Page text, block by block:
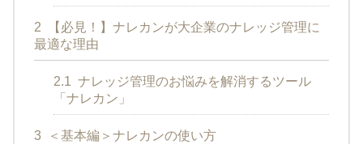
2
【必見！】ナレカンが大企業のナレッジ管理に
最適な理由
2.1 ナレッジ管理のお悩みを解消するツール
「ナレカン」
3 ＜基本編＞ナレカンの使い方